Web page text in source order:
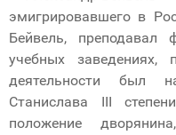
эмигрировавшего в
Бейвель, преподавал
учебных заведениях,
деятельности был
Станислава III
положение